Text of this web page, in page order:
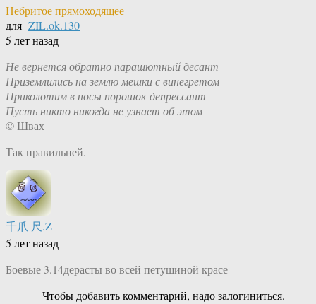
Небритое прямоходящее
для ZIL.ok.130
5 лет назад
Не вернется обратно парашютный десант
Приземлились на землю мешки с винегретом
Приколотим в носы порошок-депрессант
Пусть никто никогда не узнает об этом
© Швах
Так правильней.
千爪 尺.Z
5 лет назад
Боевые 3.14дерасты во всей петушиной красе
Чтобы добавить комментарий, надо залогиниться.